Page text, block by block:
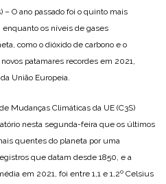
– O ano passado foi o quinto mais
os níveis de gases
como o dióxido de carbono e o
patamares recordes em 2021,
União Europeia.
Mudanças Climáticas da UE (C3S)
nesta segunda-feira que os últimos
quentes do planeta por uma
que datam desde 1850, e a
em 2021, foi entre 1,1 e 1,2º Celsius